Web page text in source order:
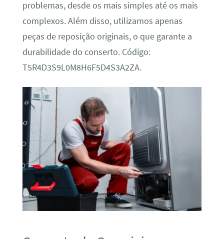
problemas, desde os mais simples até os mais
complexos. Além disso, utilizamos apenas
peças de reposição originais, o que garante a
durabilidade do conserto. Código:
T5R4D3S9L0M8H6F5D4S3A2ZA.